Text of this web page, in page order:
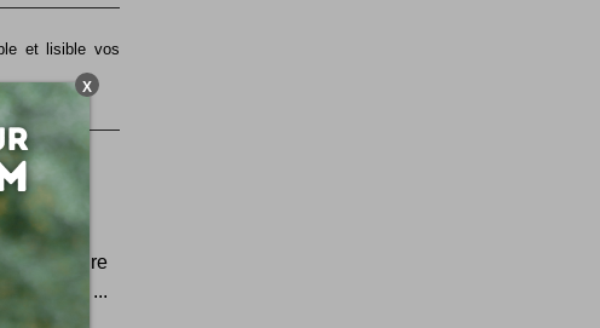
et lisible vos
la culture
travail ...
X